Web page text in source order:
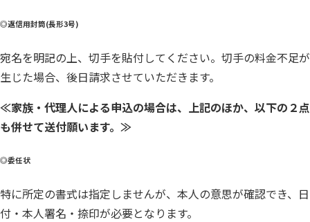
◎返信用封筒(長形3号)
宛名を明記の上、切手を貼付してください。切手の料金不足が
生じた場合、後日請求させていただきます。
≪家族・代理人による申込の場合は、上記のほか、以下の２点
も併せて送付願います。≫
◎委任状
特に所定の書式は指定しませんが、本人の意思が確認でき、日
付・本人署名・捺印が必要となります。